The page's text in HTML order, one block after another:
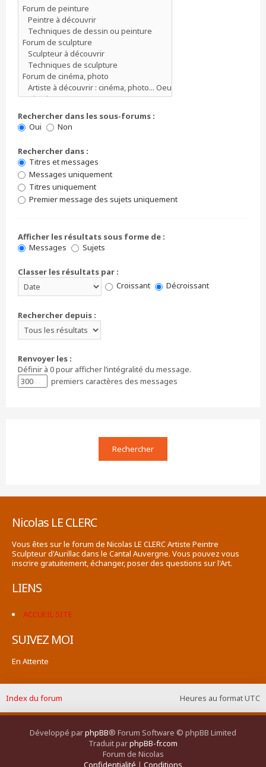
Rechercher dans les sous-forums :
Oui
Non
Rechercher dans :
Titres et messages
Messages uniquement
Titres uniquement
Premier message des sujets uniquement
Afficher les résultats sous forme de :
Messages
Sujets
Classer les résultats par :
Croissant
Décroissant
Rechercher depuis :
Renvoyer les :
Définir à 0 pour afficher l’intégralité du message.
premiers caractères des messages
Nicolas LE CLERC
Vous êtes sur le forum de Nicolas LE CLERC Artiste Peintre
Sculpteur d'Aurillac dans le Cantal Auvergne. Vous pouvez vous
inscrire gratuitement, échanger, poser des questions sur l'Art.
LIENS
ACCUEIL SITE
SUIVEZ MOI
En Attente
Heures au formatUTC
Index du forum
Développé parphpBB® Forum Software © phpBB Limited
Traduit parphpBB-fr.com
Forum de Nicolas
Confidentialité | Conditions